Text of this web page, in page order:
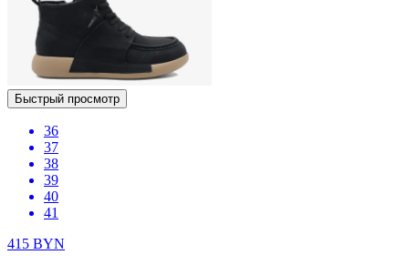
Быстрый просмотр
36
37
38
39
40
41
415 BYN